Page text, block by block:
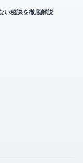
い秘訣を徹底解説